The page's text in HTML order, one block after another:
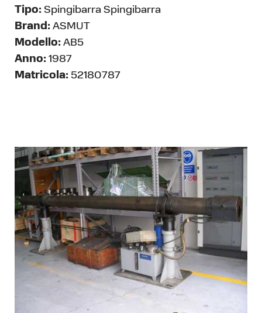
Tipo: Spingibarra Spingibarra
Brand: ASMUT
Modello: AB5
Anno: 1987
Matricola: 52180787